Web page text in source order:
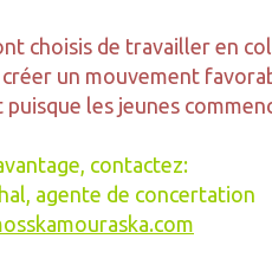
choisis de travailler en
un mouvement
puisque les jeunes
contactez:
agente de concertation